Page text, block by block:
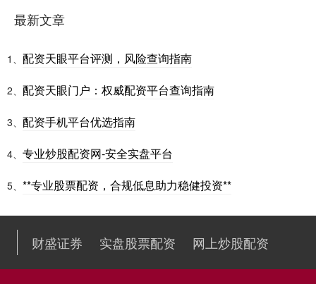
最新文章
1、 配资天眼平台评测，风险查询指南
2、 配资天眼门户：权威配资平台查询指南
3、 配资手机平台优选指南
4、 专业炒股配资网-安全实盘平台
5、 **专业股票配资，合规低息助力稳健投资**
财盛证券 实盘股票配资 网上炒股配资